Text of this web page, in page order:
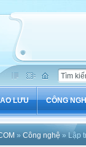
LƯU CÔNG
» Công nghệ » Lập